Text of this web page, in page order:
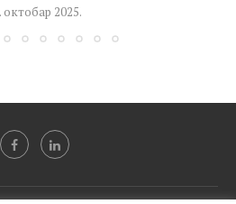
октобар 2025.